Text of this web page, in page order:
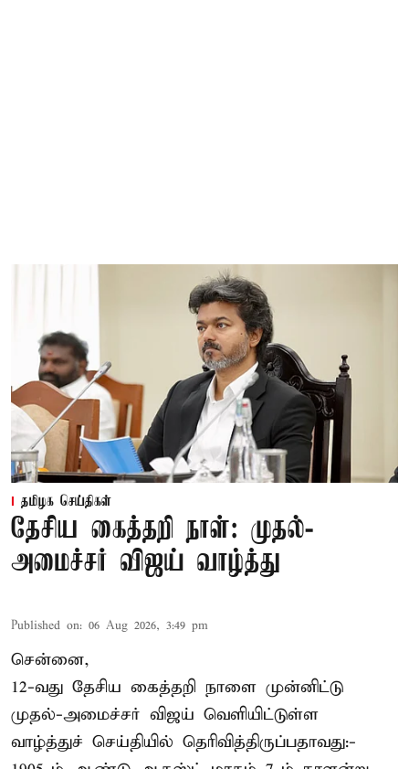
தமிழக செய்திகள்
தேசிய கைத்தறி நாள்: முதல்-
அமைச்சர் விஜய் வாழ்த்து
Published on: 06 Aug 2026, 3:49 pm
சென்னை,
12-வது தேசிய கைத்தறி நாளை முன்னிட்டு
முதல்-அமைச்சர் விஜய் வெளியிட்டுள்ள
வாழ்த்துச் செய்தியில் தெரிவித்திருப்பதாவது:-